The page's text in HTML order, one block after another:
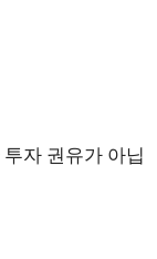
자 권유가 아닙